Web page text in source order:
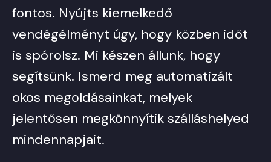
fontos. Nyújts kiemelkedő
vendégélményt úgy, hogy közben időt
is spórolsz. Mi készen állunk, hogy
segítsünk. Ismerd meg automatizált
okos megoldásainkat, melyek
jelentősen megkönnyítik szálláshelyed
mindennapjait.